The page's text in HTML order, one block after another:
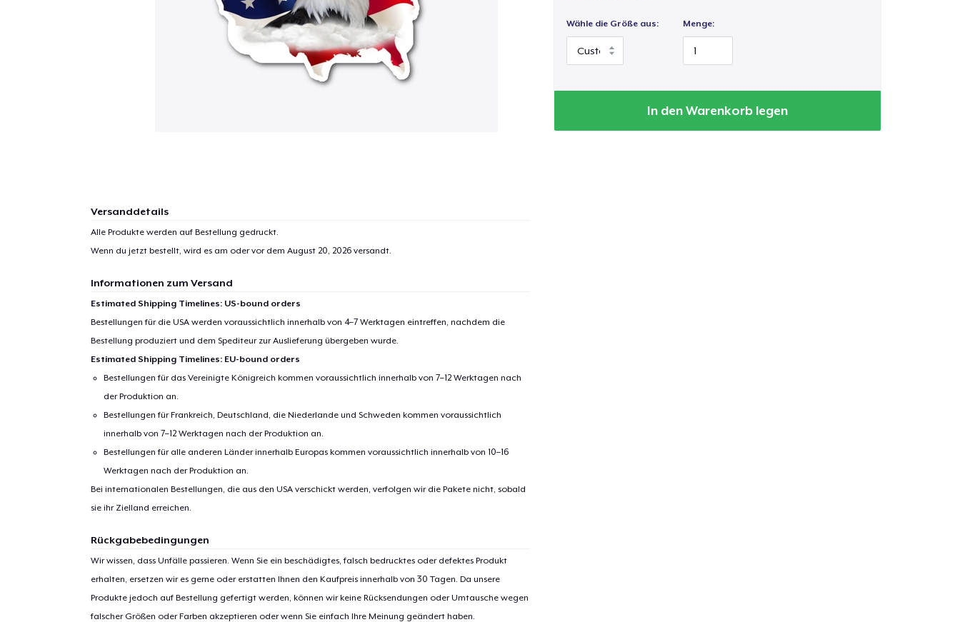
Wähle die Größe aus: Menge:
In den Warenkorb legen
Versanddetails
Alle Produkte werden auf Bestellung gedruckt.
Wenn du jetzt bestellt, wird es am oder vor dem August 20, 2026versandt.
Informationen zum Versand
Estimated Shipping Timelines: US-bound orders
Bestellungen für die USA werden voraussichtlich innerhalb von 4–7 Werktagen eintreffen, nachdem die
Bestellung produziert und dem Spediteur zur Auslieferung übergeben wurde.
Estimated Shipping Timelines: EU-bound orders
Bestellungen für das Vereinigte Königreich kommen voraussichtlich innerhalb von 7–12 Werktagen nach
der Produktion an.
Bestellungen für Frankreich, Deutschland, die Niederlande und Schweden kommen voraussichtlich
innerhalb von 7–12 Werktagen nach der Produktion an.
Bestellungen für alle anderen Länder innerhalb Europas kommen voraussichtlich innerhalb von 10–16
Werktagen nach der Produktion an.
Bei internationalen Bestellungen, die aus den USA verschickt werden, verfolgen wir die Pakete nicht, sobald
sie ihr Zielland erreichen.
Rückgabebedingungen
Wir wissen, dass Unfälle passieren. Wenn Sie ein beschädigtes, falsch bedrucktes oder defektes Produkt
erhalten, ersetzen wir es gerne oder erstatten Ihnen den Kaufpreis innerhalb von 30 Tagen. Da unsere
Produkte jedoch auf Bestellung gefertigt werden, können wir keine Rücksendungen oder Umtausche wegen
falscher Größen oder Farben akzeptieren oder wenn Sie einfach Ihre Meinung geändert haben.